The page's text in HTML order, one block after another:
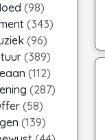
(98)
(343)
(96)
(389)
(112)
(287)
(58)
(139)